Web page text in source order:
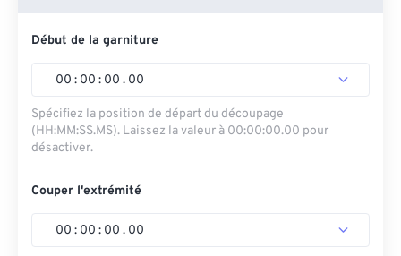
Début de la garniture
00 : 00 : 00 . 00
Spécifiez la position de départ du découpage
(HH:MM:SS.MS). Laissez la valeur à 00:00:00.00 pour
désactiver.
Couper l'extrémité
00 : 00 : 00 . 00